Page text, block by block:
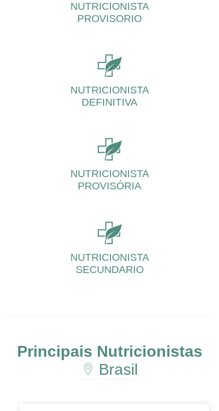
NUTRICIONISTA
PROVISORIO
NUTRICIONISTA
DEFINITIVA
NUTRICIONISTA
PROVISÓRIA
NUTRICIONISTA
SECUNDARIO
Principais Nutricionistas
Brasil